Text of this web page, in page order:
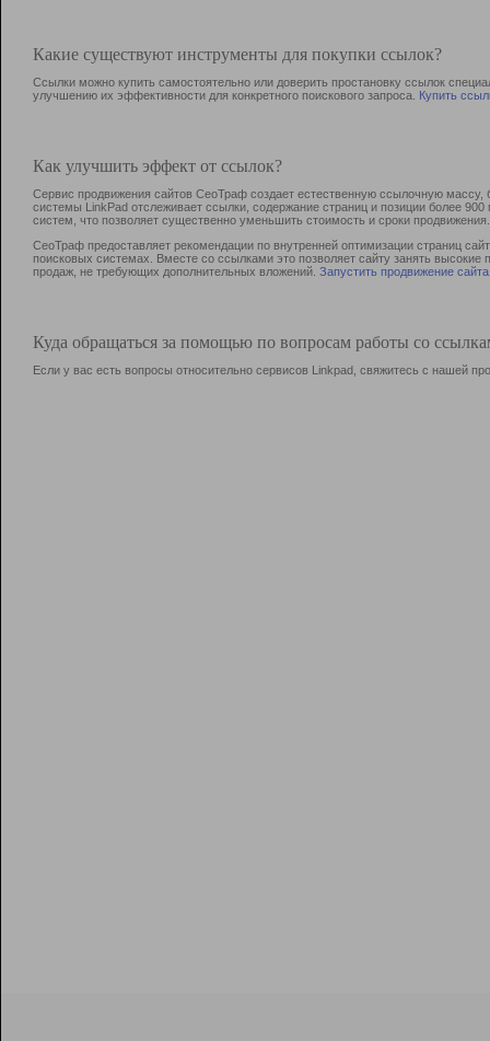
Какие существуют инструменты для покупки ссылок?
Ссылки можно купить самостоятельно или доверить простановку ссылок
улучшению их эффективности для конкретного поискового запроса. Купить
Как улучшить эффект от ссылок?
Сервис продвижения сайтов СеоТраф создает естественную ссылочную
системы LinkPad отслеживает ссылки, содержание страниц и позиции более
систем, что позволяет существенно уменьшить стоимость и сроки продвижения.
СеоТраф предоставляет рекомендации по внутренней оптимизации страниц
поисковых системах. Вместе со ссылками это позволяет сайту занять
продаж, не требующих дополнительных вложений. Запустить продвижение сайта
Куда обращаться за помощью по вопросам работы со
Если у вас есть вопросы относительно сервисов Linkpad, свяжитесь с нашей